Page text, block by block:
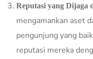
Reputasi yang Dijaga
mengamankan aset
pengunjung yang
reputasi mereka